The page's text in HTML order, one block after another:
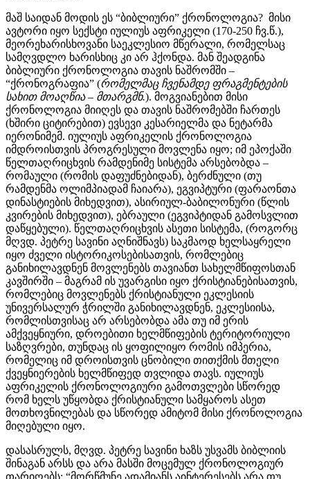
მაშ საიდან მოდის ეს “ბიბლიური” ქრონოლოგია? მისი
ავტორი იყო სექსტი იულიუს აფრიკელი (170-250 ჩვ.წ.),
მეორეხარისხოვანი საეკლესიო მწერალი, რომელსაც
სამღვდლო ხარისხიც კი არ ჰქონდა. მან შეადგინა
ბიბლიური ქრონოლოგია თავის ნაშრომში –
“ქრონოგრაფია” (რომელმაც ჩვენამდე ფრაგმენტების
სახით მოაღწია – მთარგმნ.). მოგვიანებით მისი
ქრონოლოგია მიიღეს და თავის ნაშრომებში ჩართეს
(ხშირი ციტირებით) ევსევი კესარიელმა და ნეტარმა
იერონიმემ. იულიუს აფრიკელის ქრონოლოგია
იმდროისთვის პროგრესული მოვლენა იყო; იმ ეპოქაში
წელთაღრიცხვის რამდენიმე სისტემა არსებობდა –
რომაული (რომის დაფუძნებიდან), ბერძნული (თუ
რამდენმა ოლიმპიადამ ჩაიარა), ეგვიპტური (ფარაონთა
დინასტიების მიხედვით), ასირიულ-ბაბილონური (წლის
კვირების მიხედვით), ებრაული (ეგვიპტიდან გამოსვლით
დაწყებული). წელთაღრიცხვის ასეთი სისტემა, (როგორც
მღვდ. პეტრე სავინი აღნიშნავს) საკმაოდ ხელსაყრელი
იყო ძველი ისტორიკოსებისათვის, რომლებიც
განიხილავდნენ მოვლენებს თავიანთ სახელმწიფოსთან
კავშირში – მაგრამ ის უვარგისი იყო ქრისტიანებისათვის,
რომლებიც მოვლენებს ქრისტიანული ეკლესიის
უნივერსალურ ჭრილში განიხილავდნენ, ეკლესიისა,
რომლისთვისაც არ არსებობდა ამა თუ იმ ერის
ამქვეყნიური, დროებითი ხელმწიფების ტერიტორიული
საზღვრები, თუნდაც ის ყოფილიყო რომის იმპერია,
რომელიც იმ დროისთვის ცნობილი თითქმის მთელი
ქვეყნიერების ხელმწიფედ თვლიდა თავს. იულიუს
აფრიკელის ქრონოლოგიური გამოთვლები სწორედ
რომ ხელს უწყობდა ქრისტიანული სამყაროს ასეთ
მოთხოვნილებას და სწორედ ამიტომ მისი ქრონოლოგია
მიღებული იყო.
დასასრულს, მღვდ. პეტრე სავინი ხაზს უსვამს ბიბლიის
შინაგან არსს და არა მასში მოცემულ ქრონოლოგიურ
თარიღებს: “მორწმუნე ადამიანს აინტერესებს არა თუ